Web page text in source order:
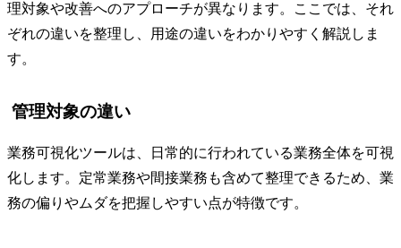
理対象や改善へのアプローチが異なります。ここでは、それ
ぞれの違いを整理し、用途の違いをわかりやすく解説しま
す。
管理対象の違い
業務可視化ツールは、日常的に行われている業務全体を可視
化します。定常業務や間接業務も含めて整理できるため、業
務の偏りやムダを把握しやすい点が特徴です。